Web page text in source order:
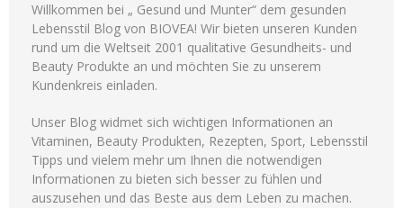
Willkommen bei „ Gesund und Munter“ dem gesunden
Lebensstil Blog von BIOVEA! Wir bieten unseren Kunden
rund um die Weltseit 2001 qualitative Gesundheits- und
Beauty Produkte an und möchten Sie zu unserem
Kundenkreis einladen.
Unser Blog widmet sich wichtigen Informationen an
Vitaminen, Beauty Produkten, Rezepten, Sport, Lebensstil
Tipps und vielem mehr um Ihnen die notwendigen
Informationen zu bieten sich besser zu fühlen und
auszusehen und das Beste aus dem Leben zu machen.